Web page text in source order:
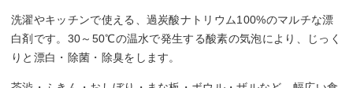
洗濯やキッチンで使える、過炭酸ナトリウム100%のマルチな漂
白剤です。30～50℃の温水で発生する酸素の気泡により、じっく
りと漂白・除菌・除臭をします。